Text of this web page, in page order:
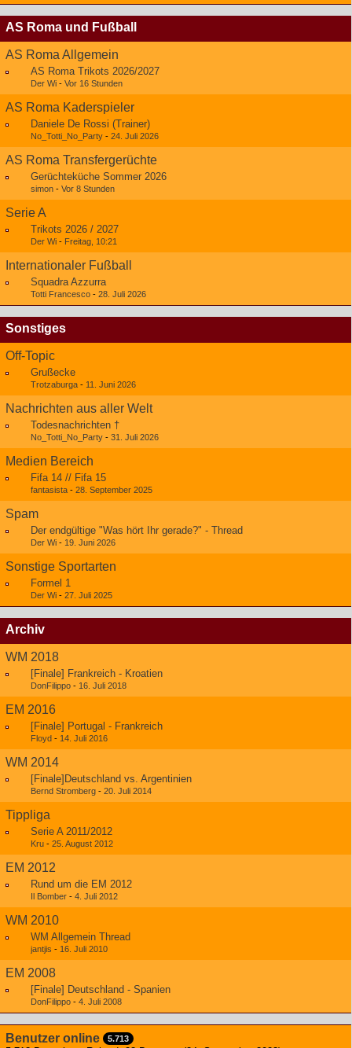
AS Roma und Fußball
AS Roma Allgemein
AS Roma Trikots 2026/2027
Der Wi - Vor 16 Stunden
AS Roma Kaderspieler
Daniele De Rossi (Trainer)
No_Totti_No_Party - 24. Juli 2026
AS Roma Transfergerüchte
Gerüchteküche Sommer 2026
simon - Vor 8 Stunden
Serie A
Trikots 2026 / 2027
Der Wi - Freitag, 10:21
Internationaler Fußball
Squadra Azzurra
Totti Francesco - 28. Juli 2026
Sonstiges
Off-Topic
Grußecke
Trotzaburga - 11. Juni 2026
Nachrichten aus aller Welt
Todesnachrichten †
No_Totti_No_Party - 31. Juli 2026
Medien Bereich
Fifa 14 // Fifa 15
fantasista - 28. September 2025
Spam
Der endgültige "Was hört Ihr gerade?" - Thread
Der Wi - 19. Juni 2026
Sonstige Sportarten
Formel 1
Der Wi - 27. Juli 2025
Archiv
WM 2018
[Finale] Frankreich - Kroatien
DonFilippo - 16. Juli 2018
EM 2016
[Finale] Portugal - Frankreich
Floyd - 14. Juli 2016
WM 2014
[Finale]Deutschland vs. Argentinien
Bernd Stromberg - 20. Juli 2014
Tippliga
Serie A 2011/2012
Kru - 25. August 2012
EM 2012
Rund um die EM 2012
Il Bomber - 4. Juli 2012
WM 2010
WM Allgemein Thread
jantjis - 16. Juli 2010
EM 2008
[Finale] Deutschland - Spanien
DonFilippo - 4. Juli 2008
Benutzer online 5.713